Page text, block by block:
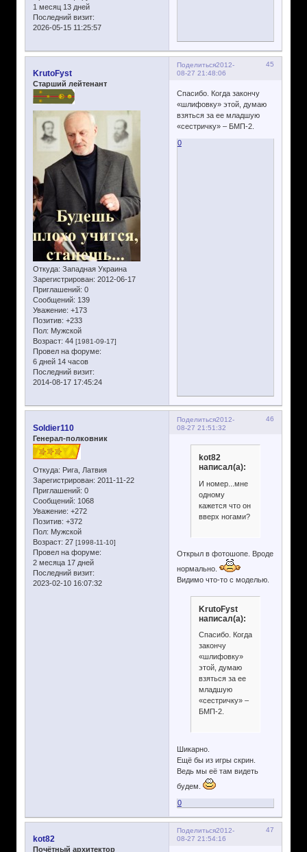
1 месяц 13 дней
Последний визит:
2026-05-15 11:25:57
Поделиться 45
2012-
08-27 21:48:06
KrutoFyst
Старший лейтенант
Откуда: Западная Украина
Зарегистрирован: 2012-06-17
Приглашений: 0
Сообщений: 139
Уважение: +173
Позитив: +233
Пол: Мужской
Возраст: 44 [1981-09-17]
Провел на форуме:
6 дней 14 часов
Последний визит:
2014-08-17 17:45:24
Спасибо. Когда закончу
«шлифовку» этой, думаю
взяться за ее младшую
«сестричку» – БМП-2.
0
Поделиться 46
2012-
08-27 21:51:32
Soldier110
Генерал-полковник
Откуда: Рига, Латвия
Зарегистрирован: 2011-11-22
Приглашений: 0
Сообщений: 1068
Уважение: +272
Позитив: +372
Пол: Мужской
Возраст: 27 [1998-11-10]
Провел на форуме:
2 месяца 17 дней
Последний визит:
2023-02-10 16:07:32
kot82
написал(а):
И номер...мне
одному
кажется что он
вверх ногами?
Открыл в фотошопе. Вроде
нормально.
Видимо что-то с моделью.
KrutoFyst
написал(а):
Спасибо. Когда
закончу
«шлифовку»
этой, думаю
взяться за ее
младшую
«сестричку» –
БМП-2.
Шикарно.
Ещё бы из игры скрин.
Ведь мы её там видеть
будем.
0
Поделиться 47
2012-
08-27 21:54:16
kot82
Почётный архитектор